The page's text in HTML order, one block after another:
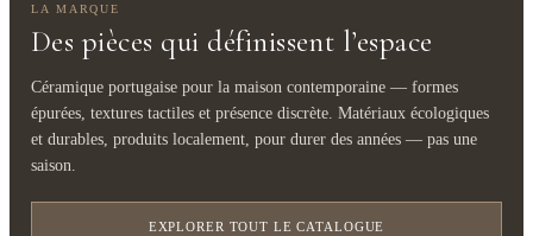
LA MARQUE
Des pièces qui définissent l’espace
Céramique portugaise pour la maison contemporaine — formes
épurées, textures tactiles et présence discrète. Matériaux écologiques
et durables, produits localement, pour durer des années — pas une
saison.
EXPLORER TOUT LE CATALOGUE